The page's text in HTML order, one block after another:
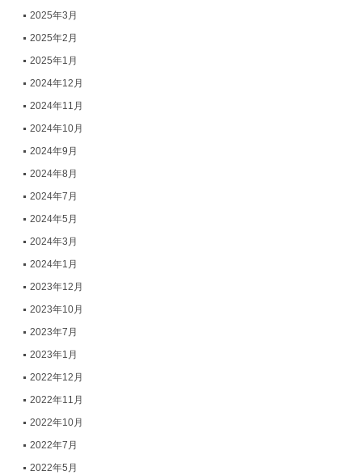
2025年3月
2025年2月
2025年1月
2024年12月
2024年11月
2024年10月
2024年9月
2024年8月
2024年7月
2024年5月
2024年3月
2024年1月
2023年12月
2023年10月
2023年7月
2023年1月
2022年12月
2022年11月
2022年10月
2022年7月
2022年5月